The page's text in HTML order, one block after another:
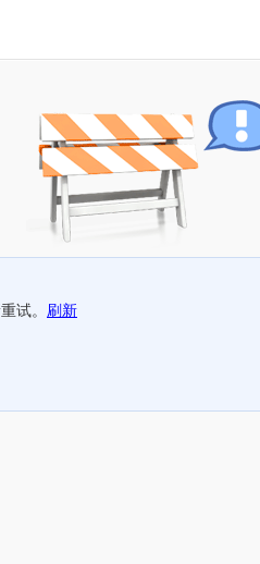
试。 刷新